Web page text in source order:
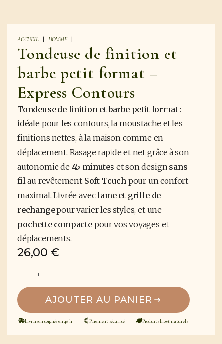
ACCUEIL HOMME
Tondeuse de finition et
barbe petit format –
Express Contours
Tondeuse de finition et barbe petit format:
idéale pour les contours, la moustache et les
finitions nettes, à la maison comme en
déplacement. Rasage rapide et net grâce à son
autonomie de 45 minutes et son design sans
filau revêtement Soft Touchpour un confort
maximal. Livrée aveclame et grille de
rechangepour varier les styles, et une
pochette compactepour vos voyages et
déplacements.
26,00 €
Tondeuse
de
finition
et
barbe
petit
format
–
AJOUTER AU PANIER
Livraison soignée en 48 h Paiement sécurisé Produits bio et naturels